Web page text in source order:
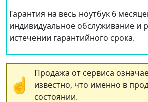
Гарантия на весь ноутбук 6
индивидуальное обслуживание и
истечении гарантийного срока.
☝
Продажа от сервиса
известно, что именно в
состоянии.